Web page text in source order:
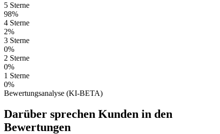
5 Sterne
98%
4 Sterne
2%
3 Sterne
0%
2 Sterne
0%
1 Sterne
0%
Bewertungsanalyse (KI-BETA)
Darüber sprechen Kunden in den
Bewertungen